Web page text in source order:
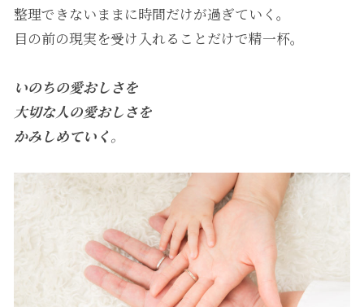
整理できないままに時間だけが過ぎていく。
目の前の現実を受け入れることだけで精一杯。
いのちの愛おしさを
大切な人の愛おしさを
かみしめていく。